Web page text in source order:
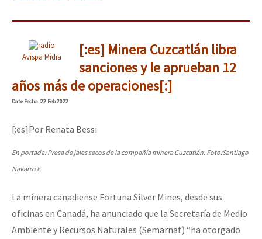
la naturaleza bajo asedio)
Libros para descargar
Medios Libres
Avispa Midia
[:es] Minera Cuzcatlán libra
sanciones y le aprueban 12
años más de operaciones[:]
DateFecha: 22 Feb 2022
[:es]Por Renata Bessi
En portada: Presa de jales secos de la compañía minera Cuzcatlán. Foto:Santiago
Navarro F.
La minera canadiense Fortuna Silver Mines, desde sus
oficinas en Canadá, ha anunciado que la Secretaría de Medio
Ambiente y Recursos Naturales (Semarnat) “ha otorgado